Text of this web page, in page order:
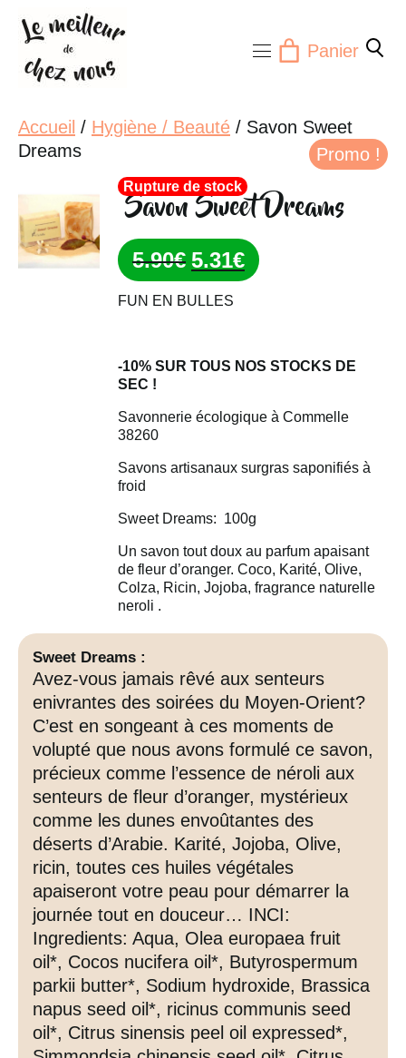
contenu
Panier
Accueil / Hygiène / Beauté / Savon Sweet
Dreams
Promo !
Savon Sweet Dreams
5.90€ Le
prix
initial
5.31€Le
prix
FUN EN BULLES
-10% SUR TOUS NOS STOCKS DE
SEC !
Savonnerie écologique à Commelle
38260
Savons artisanaux surgras saponifiés à
froid
Sweet Dreams: 100g
Un savon tout doux au parfum apaisant
de fleur d’oranger. Coco, Karité, Olive,
Colza, Ricin, Jojoba, fragrance naturelle
neroli .
Rupture de stock
Sweet Dreams :
Avez-vous jamais rêvé aux senteurs
enivrantes des soirées du Moyen-Orient?
C’est en songeant à ces moments de
volupté que nous avons formulé ce savon,
précieux comme l’essence de néroli aux
senteurs de fleur d’oranger, mystérieux
comme les dunes envoûtantes des
déserts d’Arabie. Karité, Jojoba, Olive,
ricin, toutes ces huiles végétales
apaiseront votre peau pour démarrer la
journée tout en douceur… INCI:
Ingredients: Aqua, Olea europaea fruit
oil*, Cocos nucifera oil*, Butyrospermum
parkii butter*, Sodium hydroxide, Brassica
napus seed oil*, ricinus communis seed
oil*, Citrus sinensis peel oil expressed*,